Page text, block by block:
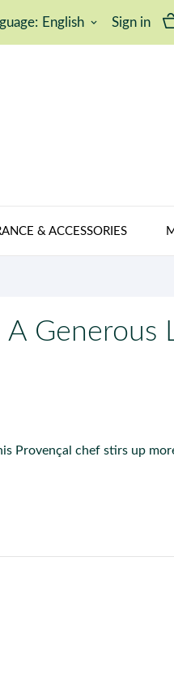
English keyboard_arrow_down Sign in
& ACCESSORIES
Generous
Provençal chef stirs up